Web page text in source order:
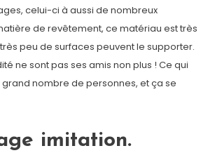
celui-ci à aussi de nombreux
de revêtement, ce matériau est très
peu de surfaces peuvent le supporter.
ne sont pas ses amis non plus ! Ce qui
nombre de personnes, et ça se
imitation.